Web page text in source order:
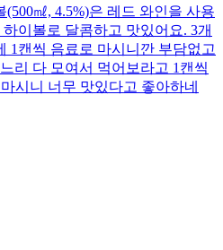
㎖, 4.5%)은 레드 와인을 사용
이볼로 달콤하고 맛있어요. 3개
1캔씩 음료로 마시니깐 부담없고
리 다 모여서 먹어보라고 1캔씩
시니 너무 맛있다고 좋아하네